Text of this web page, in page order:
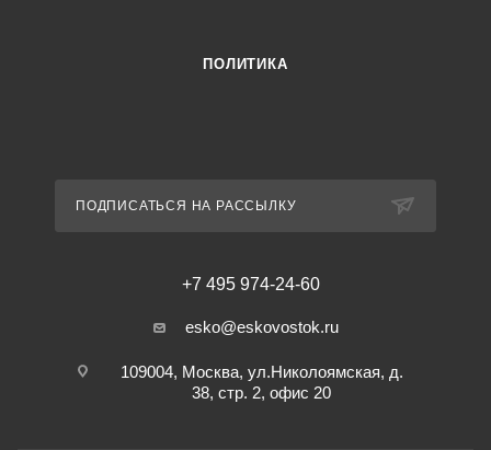
ПОЛИТИКА
ПОДПИСАТЬСЯ НА РАССЫЛКУ
+7 495 974-24-60
esko@eskovostok.ru
109004, Москва, ул.Николоямская, д.
38, стр. 2, офис 20